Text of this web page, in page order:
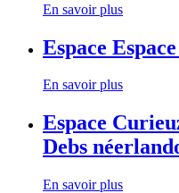
En savoir plus
Espace
En savoir plus
Espace
Debs
En savoir plus